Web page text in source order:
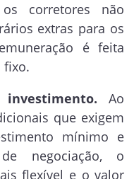
corretores não
extras para os
é feita
fixo.
Ao
que exigem
mínimo e
negociação, o
flexível e o valor